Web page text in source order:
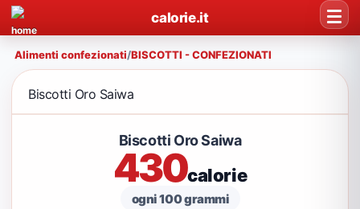
calorie.it
Alimenti confezionati/BISCOTTI - CONFEZIONATI
Biscotti Oro Saiwa
Biscotti Oro Saiwa
430calorie
ogni 100 grammi